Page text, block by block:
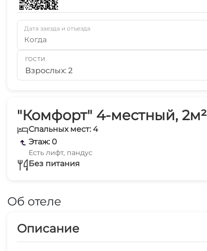
"Комфорт" 4-местный, 2м²
Спальных мест: 4
Этаж: 0
Есть лифт, пандус
Без питания
Об отеле
Описание
Дата заезда и отъезда
Когда
ГОСТИ
Взрослых: 2